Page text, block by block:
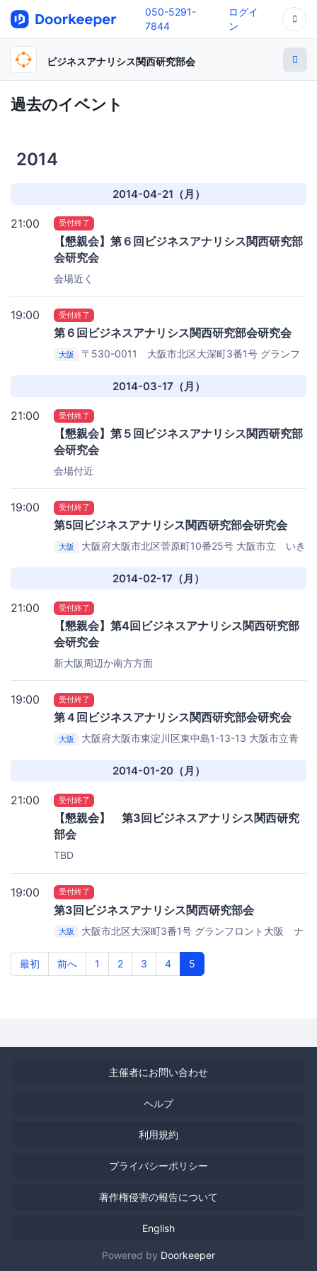
050-5291-
7844
ログイ
ン
ビジネスアナリシス関西研究部会
過去のイベント
2014
2014-04-21（月）
21:00 受付終了
【懇親会】第６回ビジネスアナリシス関西研究部
会研究会
会場近く
19:00 受付終了
第６回ビジネスアナリシス関西研究部会研究会
大阪
〒530-0011 大阪市北区大深町3番1号 グランフ
慶応大阪シティキャンパス（ナレッジキャピタル北館タ
2014-03-17（月）
21:00 受付終了
【懇親会】第５回ビジネスアナリシス関西研究部
会研究会
会場付近
19:00 受付終了
第5回ビジネスアナリシス関西研究部会研究会
大阪 大阪府大阪市北区菅原町10番25号 大阪市立 いき
2014-02-17（月）
21:00 受付終了
【懇親会】第4回ビジネスアナリシス関西研究部
会研究会
新大阪周辺か南方方面
19:00 受付終了
第４回ビジネスアナリシス関西研究部会研究会
大阪 大阪府大阪市東淀川区東中島1-13-13 大阪市立青
2014-01-20（月）
21:00 受付終了
【懇親会】 第3回ビジネスアナリシス関西研究
部会
TBD
19:00 受付終了
第3回ビジネスアナリシス関西研究部会
大阪
大阪市北区大深町3番1号 グランフロント大阪 ナ
ィキャンパス
最初 前へ 1 2 3 4 5
主催者にお問い合わせ
ヘルプ
利用規約
プライバシーポリシー
著作権侵害の報告について
English
Powered by Doorkeeper